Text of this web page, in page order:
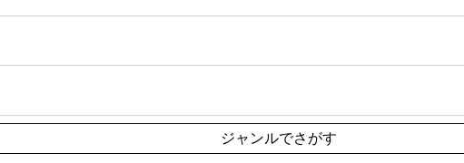
ジャンルでさがす